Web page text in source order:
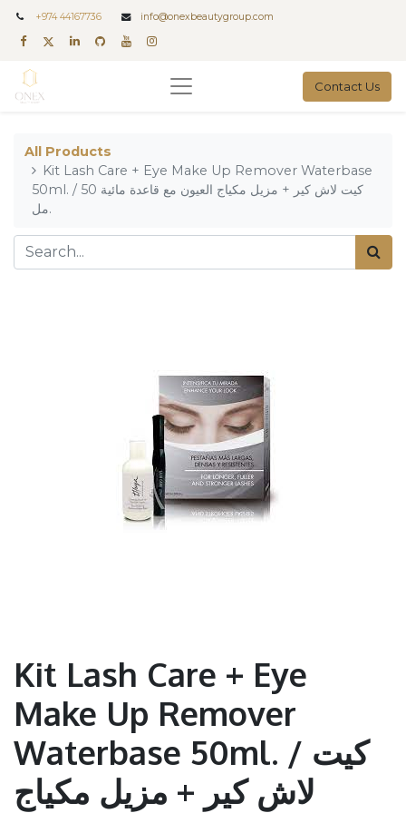
+974 44167736 info@onexbeautygroup.com
Contact Us
All Products
Kit Lash Care + Eye Make Up Remover Waterbase
50ml. / كيت لاش كير + مزيل مكياج العيون مع قاعدة مائية 50
مل.
Kit Lash Care + Eye
Make Up Remover
Waterbase 50ml. / كيت
لاش كير + مزيل مكياج